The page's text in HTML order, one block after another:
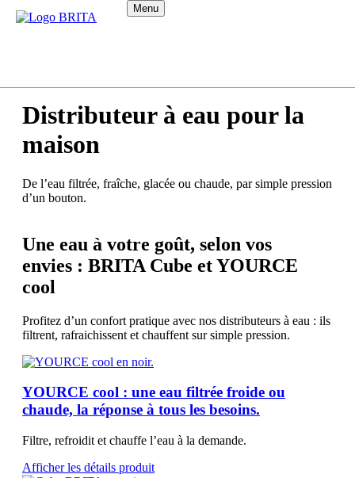
Menu
Distributeur à eau pour la
maison
De l’eau filtrée, fraîche, glacée ou chaude, par simple pression
d’un bouton.
Une eau à votre goût, selon vos
envies : BRITA Cube et YOURCE
cool
Profitez d’un confort pratique avec nos distributeurs à eau : ils
filtrent, rafraichissent et chauffent sur simple pression.
YOURCE cool : une eau filtrée froide ou
chaude, la réponse à tous les besoins.
Filtre, refroidit et chauffe l’eau à la demande.
Afficher les détails produit